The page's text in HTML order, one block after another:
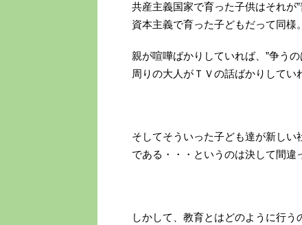
共産主義国家で育った子供はそれが”
資本主義で育った子どもだって同様。
親が喧嘩ばかりしていれば、”争うの
周りの大人がＴＶの話ばかりしてい
そしてそういった子ども達が新し
である・・・というのは決して間違
しかして、教育とはどのように行う